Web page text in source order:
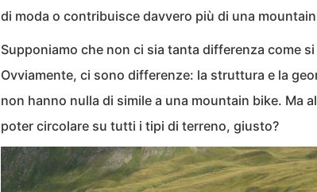
di moda o contribuisce davvero più di una
Supponiamo che non ci sia tanta differenza come
Ovviamente, ci sono differenze: la struttura e la
non hanno nulla di simile a una mountain bike. Ma
poter circolare su tutti i tipi di terreno, giusto?